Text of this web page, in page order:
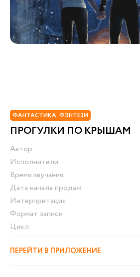
ФАНТАСТИКА. ФЭНТЕЗИ
ПРОГУЛКИ ПО КРЫШАМ
Автор:
Исполнители:
Время звучания:
Дата начала продаж:
Интерпретация:
Формат записи:
Цикл:
ПЕРЕЙТИ В ПРИЛОЖЕНИЕ